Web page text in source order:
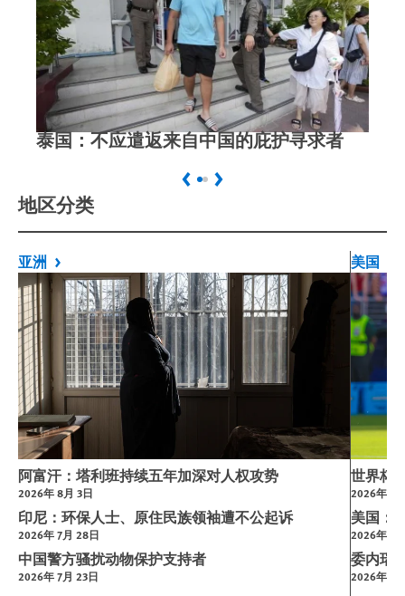
泰国：不应遣返来自中国的庇护寻求者
Previous
Next
地区分类
亚洲
阿富汗：塔利班持续五年加深对人权攻势
2026年 8月 3日
印尼：环保人士、原住民族领袖遭不公起诉
2026年 7月 28日
中国警方骚扰动物保护支持者
2026年 7月 23日
美国
世界杯
2026年 7
美国：
2026年 3
委内瑞
2026年 1